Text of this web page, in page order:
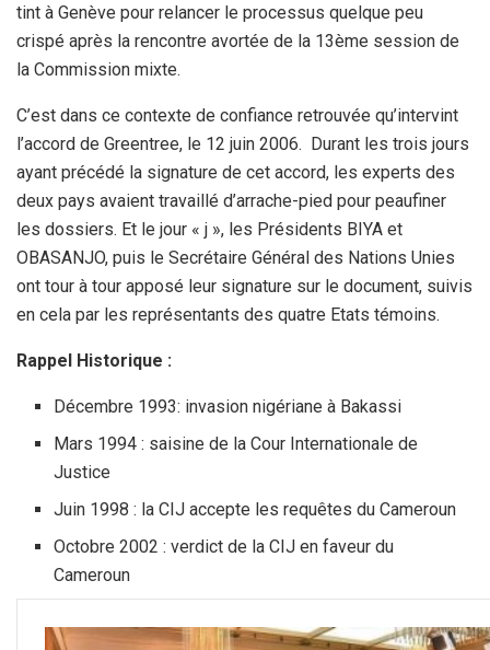
tint à Genève pour relancer le processus quelque peu
crispé après la rencontre avortée de la 13ème session de
la Commission mixte.
C’est dans ce contexte de confiance retrouvée qu’intervint
l’accord de Greentree, le 12 juin 2006. Durant les trois jours
ayant précédé la signature de cet accord, les experts des
deux pays avaient travaillé d’arrache-pied pour peaufiner
les dossiers. Et le jour « j », les Présidents BIYA et
OBASANJO, puis le Secrétaire Général des Nations Unies
ont tour à tour apposé leur signature sur le document, suivis
en cela par les représentants des quatre Etats témoins.
Rappel Historique :
Décembre 1993: invasion nigériane à Bakassi
Mars 1994 : saisine de la Cour Internationale de
Justice
Juin 1998 : la CIJ accepte les requêtes du Cameroun
Octobre 2002 : verdict de la CIJ en faveur du
Cameroun